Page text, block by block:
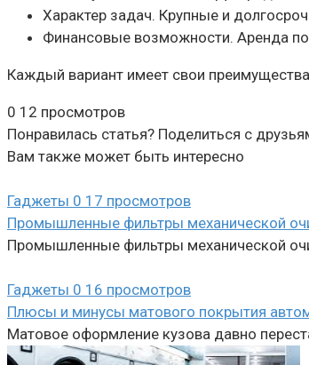
Характер задач. Крупные и
Финансовые возможности. Аренда
Каждый вариант имеет свои
0 12 просмотров
Понравилась статья? Поделиться с
Вам также может быть интересно
Гаджеты 0 17 просмотров
Промышленные фильтры механической
Промышленные фильтры механической
Гаджеты 0 16 просмотров
Плюсы и минусы матового покрытия
Матовое оформление кузова давно